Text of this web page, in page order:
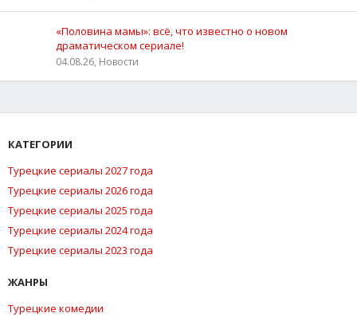
«Половина мамы»: всё, что известно о новом
драматическом сериале!
04.08.26, Новости
КАТЕГОРИИ
Турецкие сериалы 2027 года
Турецкие сериалы 2026 года
Турецкие сериалы 2025 года
Турецкие сериалы 2024 года
Турецкие сериалы 2023 года
ЖАНРЫ
Турецкие комедии